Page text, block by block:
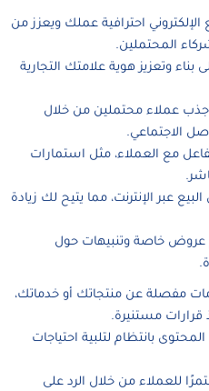
احترافية عملك ويعزز من
المحتملين.
بناء وتعزيز هوية علامتك التجارية
عملاء محتملين من خلال
الاجتماعي.
مع العملاء، مثل استمارات
عبر الإنترنت، مما يتيح لك زيادة
عروض خاصة وتنبيهات حول
مفصلة عن منتجاتك أو خدماتك،
قرارات مستنيرة.
بانتظام لتلبية احتياجات
للعملاء من خلال الرد على